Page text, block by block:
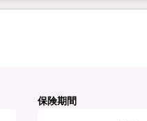
保険期間